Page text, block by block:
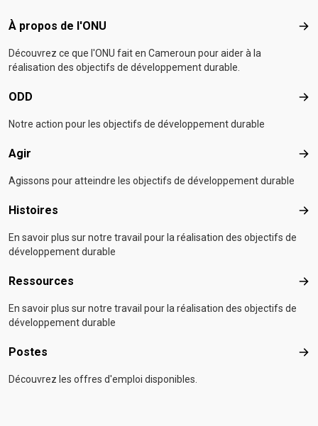
Footer menu
À propos de l'ONU À
Découvrez ce que l'ONU fait en Cameroun pour aider à la
réalisation des objectifs de développement durable.
ODD
Notre action pour les objectifs de développement durable
Agir Agir
Agissons pour atteindre les objectifs de développement durable
Histoires
En savoir plus sur notre travail pour la réalisation des objectifs de
développement durable
Ressources
En savoir plus sur notre travail pour la réalisation des objectifs de
développement durable
Postes
Découvrez les offres d'emploi disponibles.